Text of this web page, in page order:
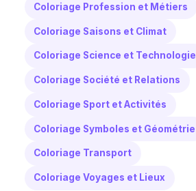
Coloriage Profession et Métiers
Coloriage Saisons et Climat
Coloriage Science et Technologie
Coloriage Société et Relations
Coloriage Sport et Activités
Coloriage Symboles et Géométrie
Coloriage Transport
Coloriage Voyages et Lieux